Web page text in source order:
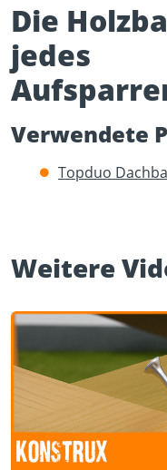
Play
YouTube content
Die
jedes
Verwendete
Topduo
Weitere